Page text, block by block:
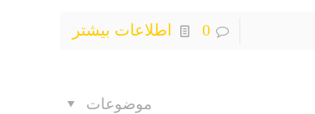
0 اطلاعات بیشتر
موضوعات